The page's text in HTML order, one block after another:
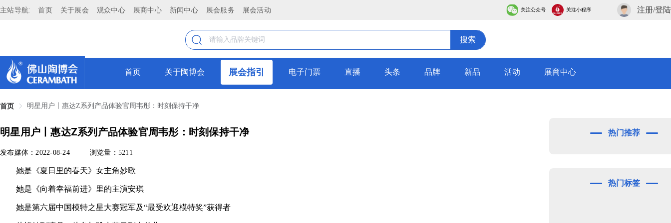
主站导航: 首页 关于展会 观众中心 展商中心 新闻中心 展会服务 展会活动 关注公众号 关注小程序 注册/登陆
搜索
首页 关于陶博会 展会指引 电子门票 直播 头条 品牌 新品 活动 展商中心
首页 明星用户丨惠达Z系列产品体验官周韦彤：时刻保持干净
明星用户丨惠达Z系列产品体验官周韦彤：时刻保持干净
发布媒体：2022-08-24 浏览量：5211
她是《夏日里的春天》女主角妙歌
她是《向着幸福前进》里的主演安琪
她是第六届中国模特之星大赛冠军及“最受欢迎模特奖”获得者
热门推荐
热门标签